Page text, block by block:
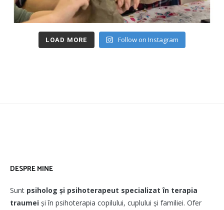
LOAD MORE Follow on Instagram
DESPRE MINE
Sunt psiholog și psihoterapeut specializat în terapia
traumei și în psihoterapia copilului, cuplului și familiei. Ofer